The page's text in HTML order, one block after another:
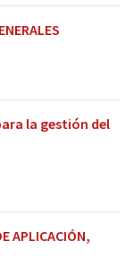
la gestión del
APLICACIÓN,